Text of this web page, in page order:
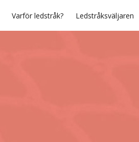
Varför ledstråk? Ledstråksväljaren